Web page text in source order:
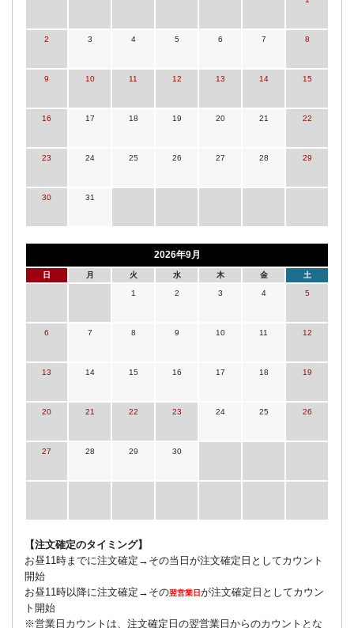
2 3 4 5 6 7 8
9 10 11 12 13 14 15
16 17 18 19 20 21 22
23 24 25 26 27 28 29
30 31
2026年9月
日 月 火 水 木 金 土
1 2 3 4 5
6 7 8 9 10 11 12
13 14 15 16 17 18 19
20 21 22 23 24 25 26
27 28 29 30
【注文確定のタイミング】
お昼11時までに注文確定→その当日が注文確定日としてカウント
開始
お昼11時以降に注文確定→その翌営業日が注文確定日としてカウン
ト開始
※営業日カウントは、注文確定日の翌営業日からのカウントとな